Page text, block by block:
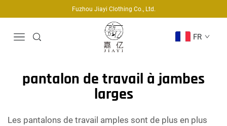
Fuzhou Jiayi Clothing Co., Ltd.
FR
pantalon de travail à jambes
larges
Les pantalons de travail amples sont de plus en plus